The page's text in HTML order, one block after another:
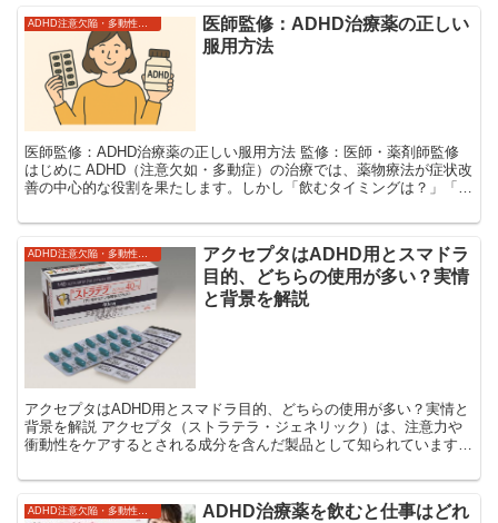
ADHD注意欠陥・多動性障害
医師監修：ADHD治療薬の正しい
服用方法
医師監修：ADHD治療薬の正しい服用方法 監修：医師・薬剤師監修
はじめに ADHD（注意欠如・多動症）の治療では、薬物療法が症状改
善の中心的な役割を果たします。しかし「飲むタイミングは？」「食
アクセプタはADHD用とスマドラ
目的、どちらの使用が多い？実情
と背景を解説
アクセプタはADHD用とスマドラ目的、どちらの使用が多い？実情と
背景を解説 アクセプタ（ストラテラ・ジェネリック）は、注意力や
衝動性をケアするとされる成分を含んだ製品として知られています。
ADHD注意欠陥・多動性障害
ADHD治療薬を飲むと仕事はどれ